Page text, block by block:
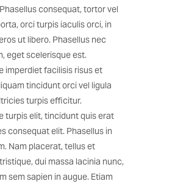
consequat, tortor vel
orci turpis iaculis orci, in
ut libero. Phasellus nec
eget scelerisque est.
imperdiet facilisis risus et
tincidunt orci vel ligula
turpis efficitur.
turpis elit, tincidunt quis erat
consequat elit. Phasellus in
Nam placerat, tellus et
dui massa lacinia nunc,
sem sapien in augue. Etiam